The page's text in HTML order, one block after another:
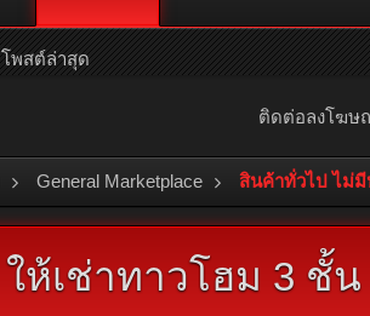
ติดต่อลงโฆษ
General Marketplace สินค้าทั่วไป ไม่
ให้เช่าทาวโฮม 3 ชั้
โพสต์ล่าสุด